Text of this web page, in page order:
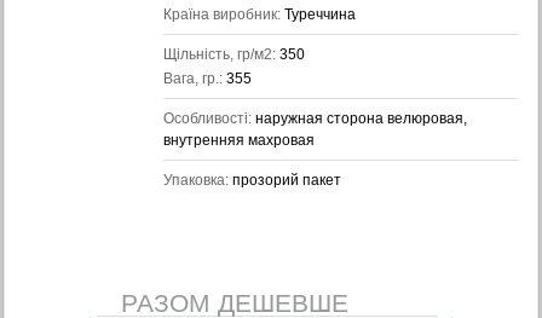
Країна виробник: Туреччина
Щільність, гр/м2: 350
Вага, гр.: 355
Особливості: наружная сторона велюровая,
внутренняя махровая
Упаковка: прозорий пакет
РАЗОМ ДЕШЕВШЕ